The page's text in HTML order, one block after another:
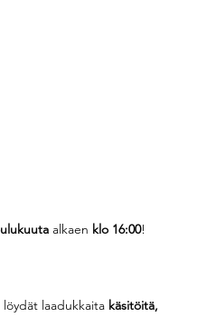
alkaen klo 16:00!
laadukkaita käsitöitä,